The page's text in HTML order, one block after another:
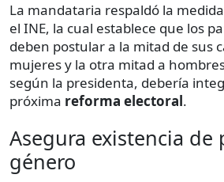
La mandataria respaldó la
el INE, la cual establece que los
deben postular a la mitad de sus
mujeres y la otra mitad a
según la presidenta, debería
próxima reforma electoral.
Asegura existencia de
género